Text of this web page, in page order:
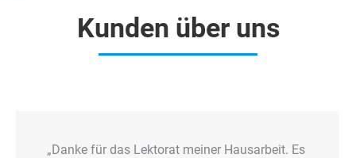
Kunden über uns
„Danke für das Lektorat meiner Hausarbeit. Es